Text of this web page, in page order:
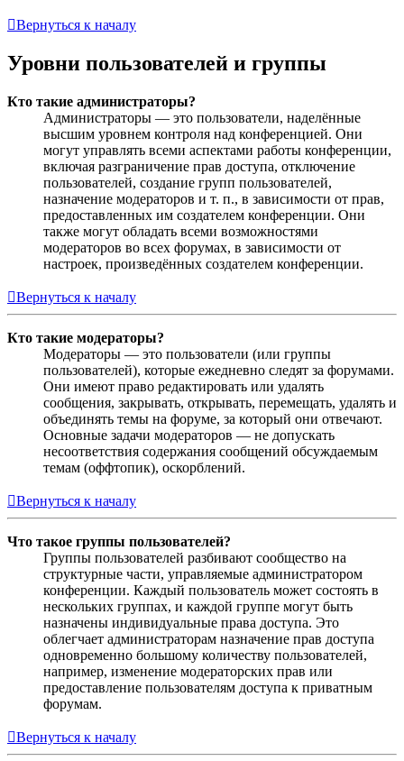
Вернуться к началу
Уровни пользователей и группы
Кто такие администраторы?
Администраторы — это пользователи, наделённые
высшим уровнем контроля над конференцией. Они
могут управлять всеми аспектами работы конференции,
включая разграничение прав доступа, отключение
пользователей, создание групп пользователей,
назначение модераторов и т. п., в зависимости от прав,
предоставленных им создателем конференции. Они
также могут обладать всеми возможностями
модераторов во всех форумах, в зависимости от
настроек, произведённых создателем конференции.
Вернуться к началу
Кто такие модераторы?
Модераторы — это пользователи (или группы
пользователей), которые ежедневно следят за форумами.
Они имеют право редактировать или удалять
сообщения, закрывать, открывать, перемещать, удалять и
объединять темы на форуме, за который они отвечают.
Основные задачи модераторов — не допускать
несоответствия содержания сообщений обсуждаемым
темам (оффтопик), оскорблений.
Вернуться к началу
Что такое группы пользователей?
Группы пользователей разбивают сообщество на
структурные части, управляемые администратором
конференции. Каждый пользователь может состоять в
нескольких группах, и каждой группе могут быть
назначены индивидуальные права доступа. Это
облегчает администраторам назначение прав доступа
одновременно большому количеству пользователей,
например, изменение модераторских прав или
предоставление пользователям доступа к приватным
форумам.
Вернуться к началу